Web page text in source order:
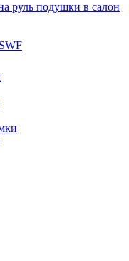
руль подушки в салон